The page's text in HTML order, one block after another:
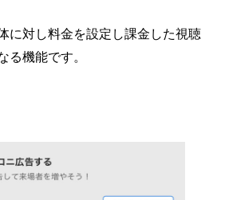
に対し料金を設定し課金した視聴
る機能です。